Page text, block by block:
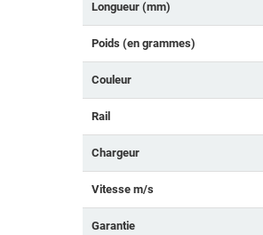
Longueur (mm)
Poids (en grammes)
Couleur
Rail
Chargeur
Vitesse m/s
Garantie